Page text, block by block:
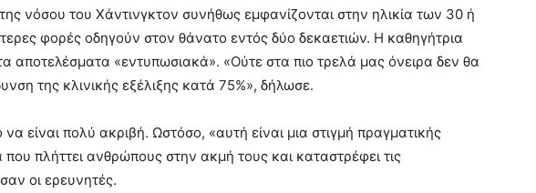
νόσου του Χάντινγκτον συνήθως εμφανίζονται στην ηλικία των 30 ή
φορές οδηγούν στον θάνατο εντός δύο δεκαετιών. Η καθηγήτρια
αποτελέσματα «εντυπωσιακά». «Ούτε στα πιο τρελά μας όνειρα δεν θα
της κλινικής εξέλιξης κατά 75%», δήλωσε.
να είναι πολύ ακριβή. Ωστόσο, «αυτή είναι μια στιγμή πραγματικής
που πλήττει ανθρώπους στην ακμή τους και καταστρέφει τις
οι ερευνητές.